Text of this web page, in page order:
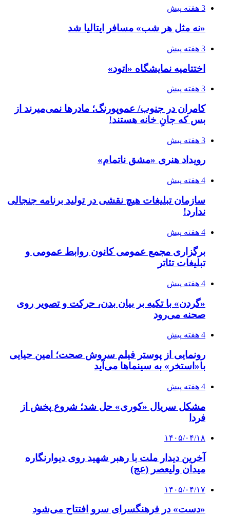
3 هفته پیش
«نه مثل هر شب» مسافر ایتالیا شد
3 هفته پیش
اختتامیه نمایشگاه «اتود»
3 هفته پیش
کامران در جنوب/ عموپورنگ؛ مادرها نمی‌میرند از
بس که جانِ خانه هستند!
3 هفته پیش
رویداد هنری «مشق ناتمام»
4 هفته پیش
سازمان تبلیغات هیچ نقشی در تولید برنامه جنجالی
ندارد!
4 هفته پیش
برگزاری مجمع عمومی کانون روابط عمومی و
تبلیغات تئاتر
4 هفته پیش
«گردن» با تکیه بر بیان بدن، حرکت و تصویر روی
صحنه می‌رود
4 هفته پیش
رونمایی از پوستر فیلم سروش صحت؛ امین حیایی
با«استخر» به سینماها می‌آید
4 هفته پیش
مشکل سریال «کوری» حل شد؛ شروع پخش از
فردا
۱۴۰۵/۰۴/۱۸
آخرین دیدار ملت با رهبر شهید روی دیوارنگاره
میدان ولیعصر (عج)
۱۴۰۵/۰۴/۱۷
«دست» در فرهنگسرای سرو افتتاح می‌شود